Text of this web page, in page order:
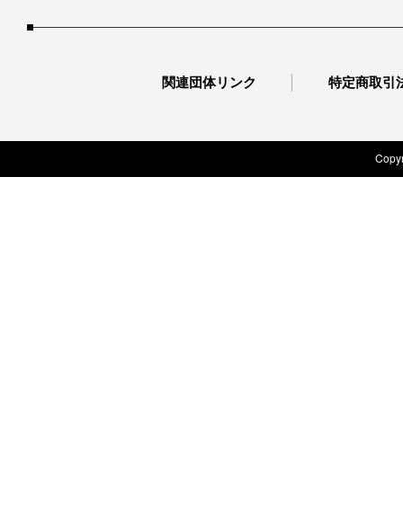
関連団体リンク 特定商取引